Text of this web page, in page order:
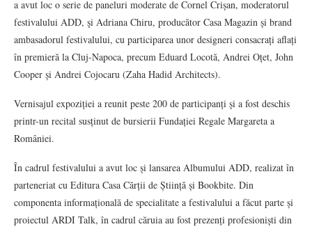
a avut loc o serie de paneluri moderate de Cornel Crișan, moderatorul
festivalului ADD, şi Adriana Chiru, producător Casa Magazin și brand
ambasadorul festivalului, cu participarea unor designeri consacrați aflați
în premieră la Cluj-Napoca, precum Eduard Locotă, Andrei Oțet, John
Cooper și Andrei Cojocaru (Zaha Hadid Architects).
Vernisajul expoziției a reunit peste 200 de participanți și a fost deschis
printr-un recital susținut de bursierii Fundației Regale Margareta a
României.
În cadrul festivalului a avut loc și lansarea Albumului ADD, realizat în
parteneriat cu Editura Casa Cărții de Știință și Bookbite. Din
componenta informațională de specialitate a festivalului a făcut parte și
proiectul ARDI Talk, în cadrul căruia au fost prezenți profesioniști din